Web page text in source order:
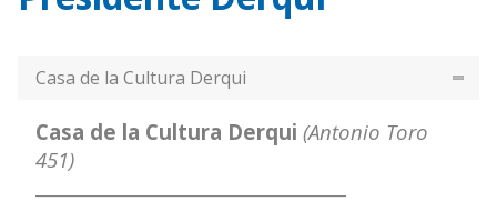
Casa de la Cultura Derqui
Casa de la Cultura Derqui (Antonio Toro
451)